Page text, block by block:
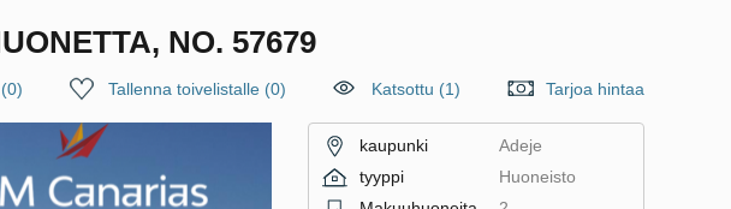
NO. 57679
(0) Tallenna toivelistalle (0) Katsottu (1) Tarjoa hintaa
kaupunki
Adeje
tyyppi
Huoneisto